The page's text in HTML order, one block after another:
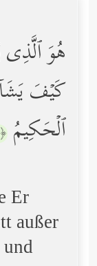
هُوَ
كَیۡفَ یَشَاۤءُۚ
ٱلۡحَكِیمُ ﴿٦﴾
Er
außer